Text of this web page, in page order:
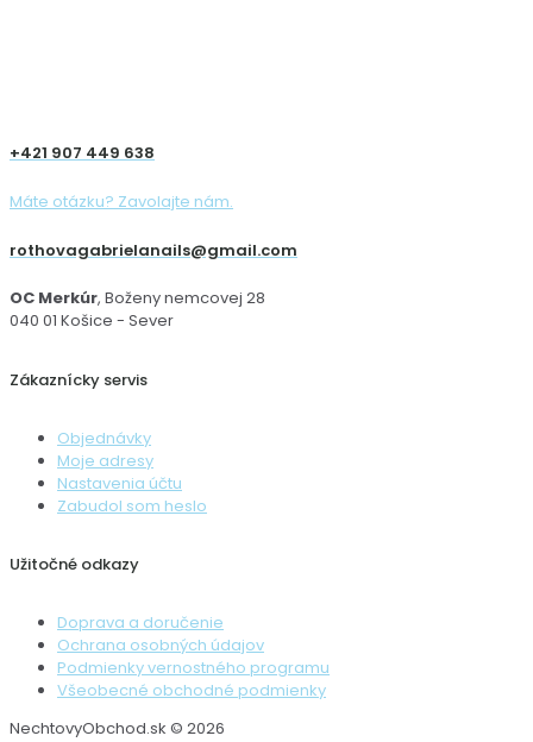
+421 907 449 638
Máte otázku? Zavolajte nám.
rothovagabrielanails@gmail.com
OC Merkúr, Boženy nemcovej 28
040 01 Košice - Sever
Zákaznícky servis
Objednávky
Moje adresy
Nastavenia účtu
Zabudol som heslo
Užitočné odkazy
Doprava a doručenie
Ochrana osobných údajov
Podmienky vernostného programu
Všeobecné obchodné podmienky
NechtovyObchod.sk © 2026